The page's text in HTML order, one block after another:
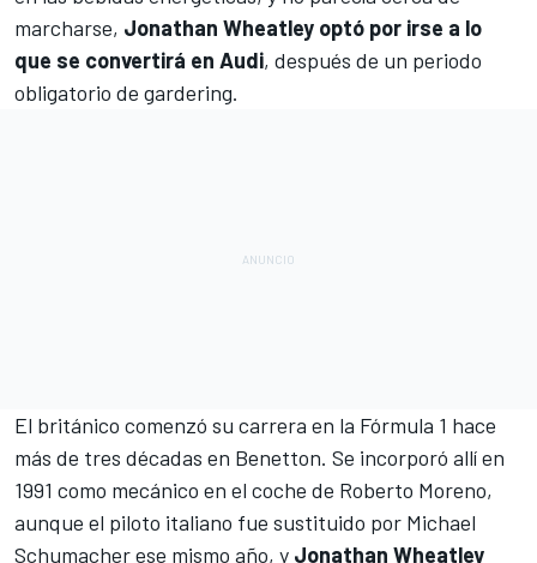
marcharse, Jonathan Wheatley optó por irse a lo
que se convertirá en Audi, después de un periodo
obligatorio de gardering.
El británico comenzó su carrera en la Fórmula 1 hace
más de tres décadas en Benetton. Se incorporó allí en
1991 como mecánico en el coche de Roberto Moreno,
aunque el piloto italiano fue sustituido por Michael
Schumacherese mismo año, y Jonathan Wheatley